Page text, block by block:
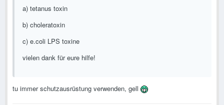
a) tetanus toxin
b) choleratoxin
c) e.coli LPS toxine
vielen dank für eure hilfe!
tu immer schutzausrüstung verwenden, gell